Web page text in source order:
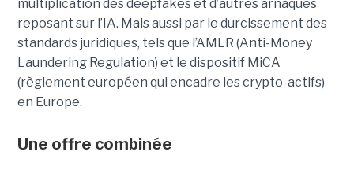
multiplication des deepfakes et d’autres arnaques
reposant sur l’IA. Mais aussi par le durcissement des
standards juridiques, tels que l’AMLR (Anti-Money
Laundering Regulation) et le dispositif MiCA
(règlement européen qui encadre les crypto-actifs)
en Europe.
Une offre combinée